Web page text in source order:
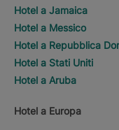
Hotel a Jamaica
Hotel a Messico
Hotel a Repubblica
Hotel a Stati Uniti
Hotel a Aruba
Hotel a Europa